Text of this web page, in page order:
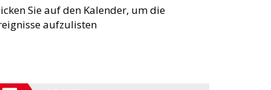
Sie auf den Kalender, um die
aufzulisten